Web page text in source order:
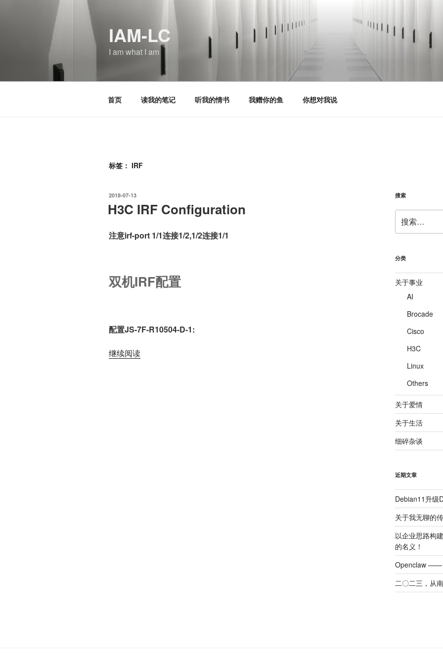
IAM-LC
I am what I am
首页 读我的笔记 听我的情书 我赠你的鱼 你想对我说
标签： IRF
发
于
2018-07-13
H3C IRF Configuration
注意irf-port 1/1连接1/2,1/2连接1/1
双机IRF配置
配置JS-7F-R10504-D-1:
继续阅读“H3C
搜索
索：
分类
关于事业
AI
Brocade
Cisco
H3C
Linux
Others
关于爱情
关于生活
细碎杂谈
近期文章
Debian11升级
关于我无聊的
以企业思路构
的名义！
Openclaw ——
二〇二三，从